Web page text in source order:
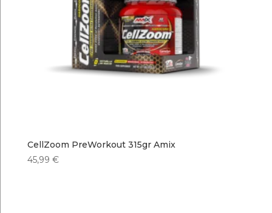
CellZoom PreWorkout 315gr Amix
45,99 €